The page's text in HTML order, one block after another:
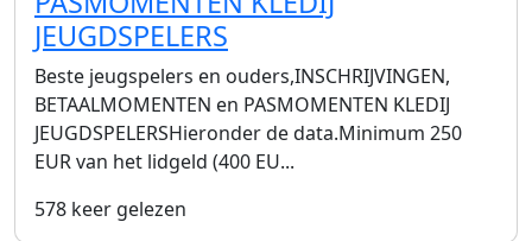
JEUGDSPELERS
Beste jeugspelers en ouders,INSCHRIJVINGEN,
BETAALMOMENTEN en PASMOMENTEN KLEDIJ
JEUGDSPELERSHieronder de data.Minimum 250
EUR van het lidgeld (400 EU...
578 keer gelezen